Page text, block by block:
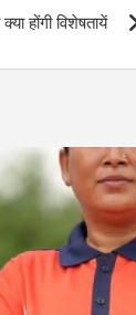
होंगी विशेषतायें